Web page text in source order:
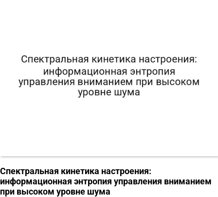
Спектральная кинетика настроения:
информационная энтропия управления вниманием
при высоком уровне шума